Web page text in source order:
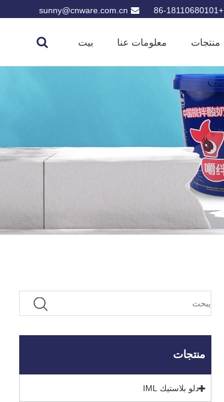
+86-18110680101
sunny@cnware.com.cn
بيت معلومات عنا منتجات
منتجات
دلو بلاستيك IML